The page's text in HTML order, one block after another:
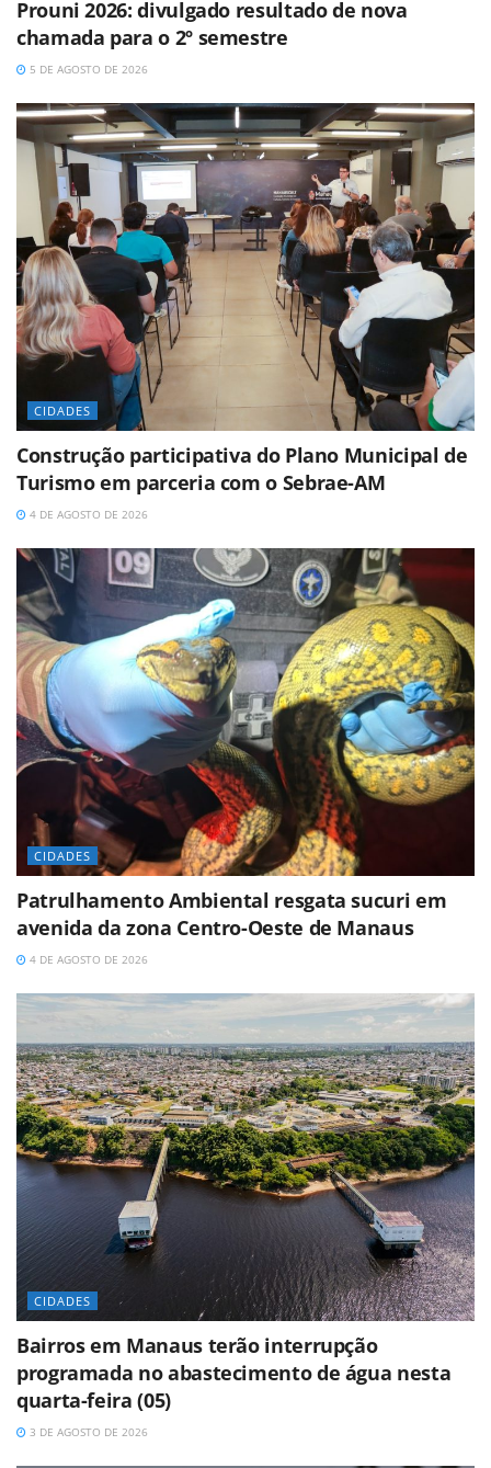
Prouni 2026: divulgado resultado de nova
chamada para o 2º semestre
5 DE AGOSTO DE 2026
CIDADES
Construção participativa do Plano Municipal de
Turismo em parceria com o Sebrae-AM
4 DE AGOSTO DE 2026
CIDADES
Patrulhamento Ambiental resgata sucuri em
avenida da zona Centro-Oeste de Manaus
4 DE AGOSTO DE 2026
CIDADES
Bairros em Manaus terão interrupção
programada no abastecimento de água nesta
quarta-feira (05)
3 DE AGOSTO DE 2026